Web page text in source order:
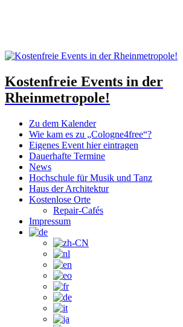
Kostenfreie Events in der
Rheinmetropole!
Zu dem Kalender
Wie kam es zu „Cologne4free“?
Eigenes Event hier eintragen
Dauerhafte Termine
News
Hochschule für Musik und Tanz
Haus der Architektur
Kostenlose Orte
Repair-Cafés
Impressum